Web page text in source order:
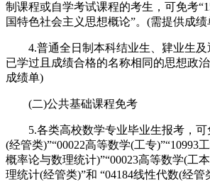
制课程或自学考试课程的考生，可免考
国特色社会主义思想概论”。(需提供成绩
4.普通全日制本科结业生、肄业生及
已学过且成绩合格的名称相同的思想政
成绩单)
(二)公共基础课程免考
5.各类高校数学专业毕业生报考，可
(经管类)”“00022高等数学(工专)”“10993
概率论与数理统计)”“00023高等数学(工
理统计(经管类)”和 “04184线性代数(经管